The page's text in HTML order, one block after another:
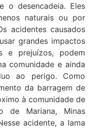
o desencadeia. Eles
naturais ou por
acidentes causados
grandes impactos
e prejuízos, podem
comunidade e ainda
ao perigo. Como
da barragem de
à comunidade de
de Mariana, Minas
acidente, a lama